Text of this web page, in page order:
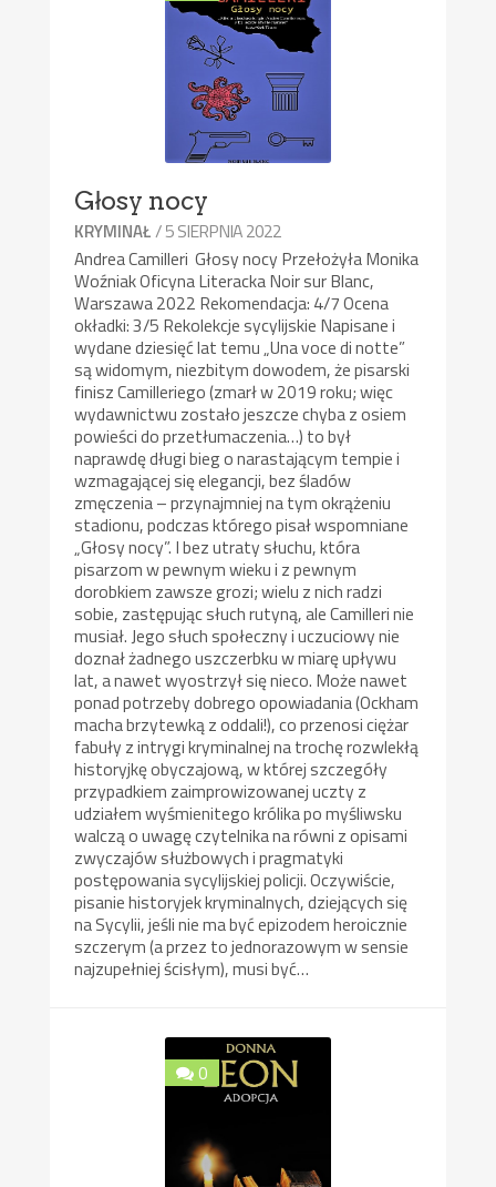
Głosy nocy
KRYMINAŁ/ 5 SIERPNIA 2022
Andrea Camilleri Głosy nocy Przełożyła Monika
Woźniak Oficyna Literacka Noir sur Blanc,
Warszawa 2022 Rekomendacja: 4/7 Ocena
okładki: 3/5 Rekolekcje sycylijskie Napisane i
wydane dziesięć lat temu „Una voce di notte”
są widomym, niezbitym dowodem, że pisarski
finisz Camilleriego (zmarł w 2019 roku; więc
wydawnictwu zostało jeszcze chyba z osiem
powieści do przetłumaczenia…) to był
naprawdę długi bieg o narastającym tempie i
wzmagającej się elegancji, bez śladów
zmęczenia – przynajmniej na tym okrążeniu
stadionu, podczas którego pisał wspomniane
„Głosy nocy”. I bez utraty słuchu, która
pisarzom w pewnym wieku i z pewnym
dorobkiem zawsze grozi; wielu z nich radzi
sobie, zastępując słuch rutyną, ale Camilleri nie
musiał. Jego słuch społeczny i uczuciowy nie
doznał żadnego uszczerbku w miarę upływu
lat, a nawet wyostrzył się nieco. Może nawet
ponad potrzeby dobrego opowiadania (Ockham
macha brzytewką z oddali!), co przenosi ciężar
fabuły z intrygi kryminalnej na trochę rozwlekłą
historyjkę obyczajową, w której szczegóły
przypadkiem zaimprowizowanej uczty z
udziałem wyśmienitego królika po myśliwsku
walczą o uwagę czytelnika na równi z opisami
zwyczajów służbowych i pragmatyki
postępowania sycylijskiej policji. Oczywiście,
pisanie historyjek kryminalnych, dziejących się
na Sycylii, jeśli nie ma być epizodem heroicznie
szczerym (a przez to jednorazowym w sensie
najzupełniej ścisłym), musi być…
0